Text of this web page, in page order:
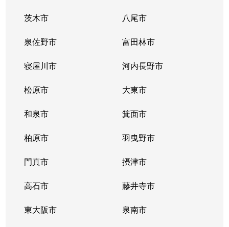
茨木市 八尾市
泉佐野市 富田林市
寝屋川市 河内長野市
松原市 大東市
和泉市 箕面市
柏原市 羽曳野市
門真市 摂津市
高石市 藤井寺市
東大阪市 泉南市